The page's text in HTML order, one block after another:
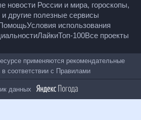
новости России и мира,
и другие полезные сервисы
Условия использования
Все проекты
ресурсе применяются
в соответствии с